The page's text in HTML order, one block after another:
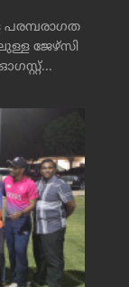
ജേഴ്‌സി